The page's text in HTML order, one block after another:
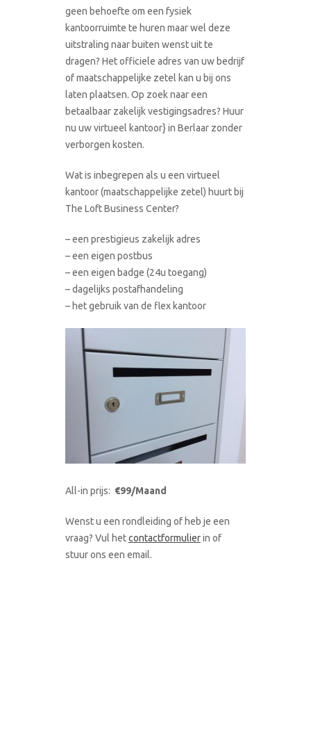
geen behoefte om een fysiek
kantoorruimte te huren maar wel deze
uitstraling naar buiten wenst uit te
dragen? Het officiele adres van uw bedrijf
of maatschappelijke zetel kan u bij ons
laten plaatsen. Op zoek naar een
betaalbaar zakelijk vestigingsadres? Huur
nu uw virtueel kantoor} in Berlaar zonder
verborgen kosten.
Wat is inbegrepen als u een virtueel
kantoor (maatschappelijke zetel) huurt bij
The Loft Business Center?
– een prestigieus zakelijk adres
– een eigen postbus
– een eigen badge (24u toegang)
– dagelijks postafhandeling
– het gebruik van de flex kantoor
All-in prijs: €99/Maand
Wenst u een rondleiding of heb je een
vraag? Vul hetcontactformulierin of
stuur ons een email.